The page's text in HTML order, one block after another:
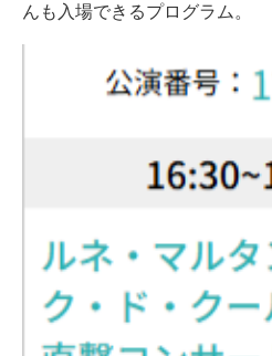
んも入場できるプログラム。